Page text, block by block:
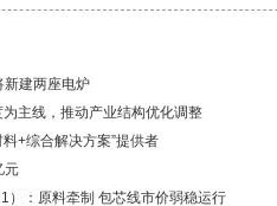
新建两座电炉
主线，推动产业结构优化调整
+综合解决方案”提供者
元
）：原料牵制 包芯线市价弱稳运行